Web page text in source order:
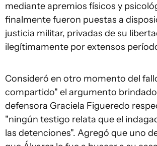
mediante apremios físicos y
finalmente fueron puestas a
justicia militar, privadas de su
ilegítimamente por extensos
Consideró en otro momento del
compartido" el argumento
defensora Graciela Figueredo
"ningún testigo relata que el
las detenciones". Agregó que uno